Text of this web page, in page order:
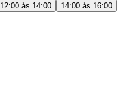
12:00 às 14:00
14:00 às 16:00